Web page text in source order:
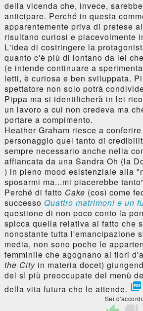
della vicenda che, invece,
anticipare. Perché in questa
apparentemente priva di pretese
risultano curiosi e piacevolmente
L'idea di costringere la
quanto c'è più di lontano da lei
(e intende continuare a
letti, è curiosa e ben sviluppata.
spettatore non solo potrà
Pippa ma si identificherà in lei
un lavoro a cui non credeva ma
portare a compimento.
Heather Graham riesce a
personaggio quel tanto di
sempre necessario anche nella
affiancata da una Sandra Oh (la
) in pieno mood esistenziale alla
sposarmi ma...mi piacerebbe
Perché di fatto Cake (così come
successo Quattro matrimoni e un
questione di non poco conto la
spicca quella relativa al fatto che
nonostante tutta l'emancipazione
media, non sono poche le
femminile che agognano ai fiori
the Cityin materia docet)
del sì più preoccupate del menù
della vita futura che le attende. 
Sei